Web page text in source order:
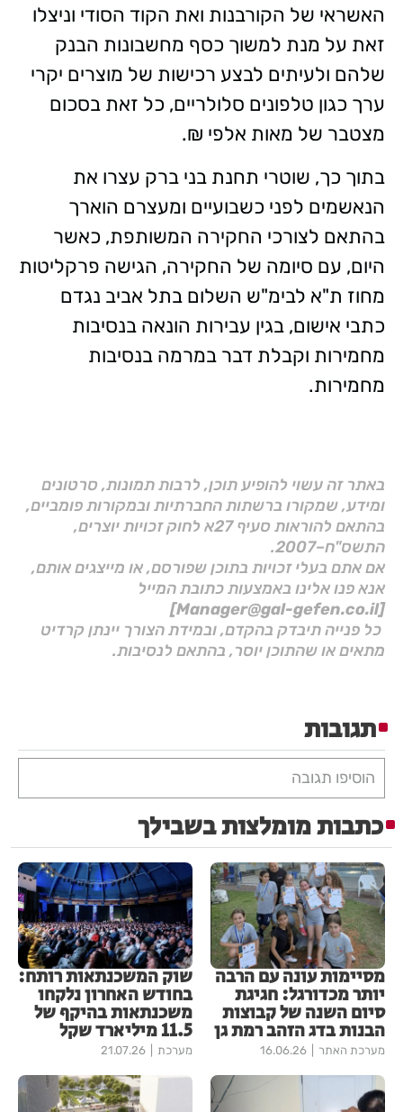
האשראי של הקורבנות ואת הקוד הסודי וניצלו
זאת על מנת למשוך כסף מחשבונות הבנק
שלהם ולעיתים לבצע רכישות של מוצרים יקרי
ערך כגון טלפונים סלולריים, כל זאת בסכום
מצטבר של מאות אלפי ₪.
בתוך כך, שוטרי תחנת בני ברק עצרו את
הנאשמים לפני כשבועיים ומעצרם הוארך
בהתאם לצורכי החקירה המשותפת, כאשר
היום, עם סיומה של החקירה, הגישה פרקליטות
מחוז ת"א לבימ"ש השלום בתל אביב נגדם
כתבי אישום, בגין עבירות הונאה בנסיבות
מחמירות וקבלת דבר במרמה בנסיבות
מחמירות.
באתר זה עשוי להופיע תוכן, לרבות תמונות, סרטונים
ומידע, שמקורו ברשתות החברתיות ובמקורות פומביים,
בהתאם להוראות סעיף 27א לחוק זכויות יוצרים,
התשס"ח–2007.
אם אתם בעלי זכויות בתוכן שפורסם, או מייצגים אותם,
אנא פנו אלינו באמצעות כתובת המייל
[Manager@gal-gefen.co.il]
כל פנייה תיבדק בהקדם, ובמידת הצורך יינתן קרדיט
מתאים או שהתוכן יוסר, בהתאם לנסיבות.
תגובות
הוסיפו תגובה
כתבות מומלצות בשבילך
מסיימות עונה עם הרבה
יותר מכדורגל: חגיגת
סיום השנה של קבוצות
הבנות בדג הזהב רמת גן
מערכת האתר 16.06.26
שוק המשכנתאות רותח:
בחודש האחרון נלקחו
משכנתאות בהיקף של
11.5 מיליארד שקל
מערכת 21.07.26